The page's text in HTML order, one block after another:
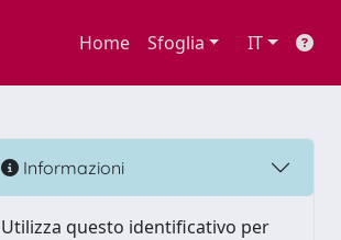
Home Sfoglia IT
Informazioni
Utilizza questo identificativo per